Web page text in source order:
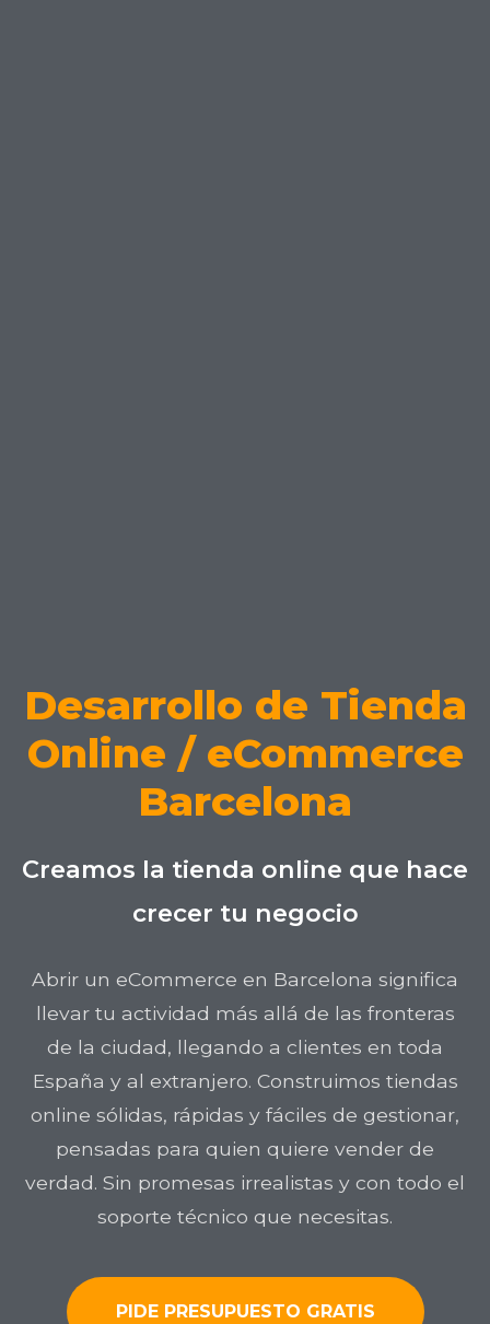
Desarrollo de Tienda
Online / eCommerce
Barcelona
Creamos la tienda online que hace
crecer tu negocio
Abrir un eCommerce en Barcelona significa
llevar tu actividad más allá de las fronteras
de la ciudad, llegando a clientes en toda
España y al extranjero. Construimos tiendas
online sólidas, rápidas y fáciles de gestionar,
pensadas para quien quiere vender de
verdad. Sin promesas irrealistas y con todo el
soporte técnico que necesitas.
PIDE PRESUPUESTO GRATIS